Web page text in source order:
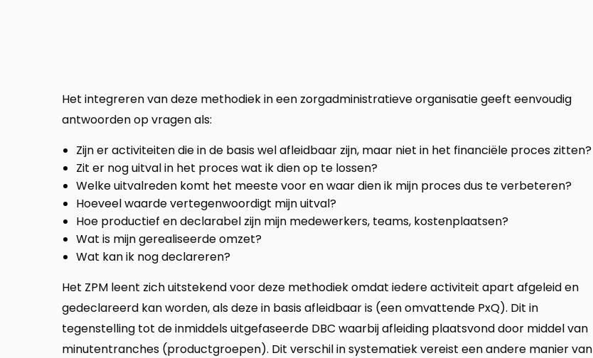
Het integreren van deze methodiek in een zorgadministratieve organisatie geeft eenvoudig
antwoorden op vragen als:
Zijn er activiteiten die in de basis wel afleidbaar zijn, maar niet in het financiële proces zitten?
Zit er nog uitval in het proces wat ik dien op te lossen?
Welke uitvalreden komt het meeste voor en waar dien ik mijn proces dus te verbeteren?
Hoeveel waarde vertegenwoordigt mijn uitval?
Hoe productief en declarabel zijn mijn medewerkers, teams, kostenplaatsen?
Wat is mijn gerealiseerde omzet?
Wat kan ik nog declareren?
Het ZPM leent zich uitstekend voor deze methodiek omdat iedere activiteit apart afgeleid en
gedeclareerd kan worden, als deze in basis afleidbaar is (een omvattende PxQ). Dit in
tegenstelling tot de inmiddels uitgefaseerde DBC waarbij afleiding plaatsvond door middel van
minutentranches (productgroepen). Dit verschil in systematiek vereist een andere manier van